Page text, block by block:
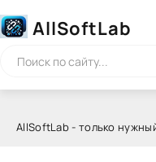
AllSoftLab
AllSoftLab - только